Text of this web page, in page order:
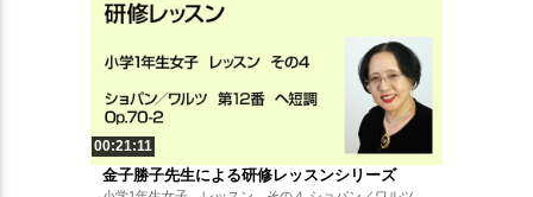
00:21:11
金子勝子先生による研修レッスンシリーズ